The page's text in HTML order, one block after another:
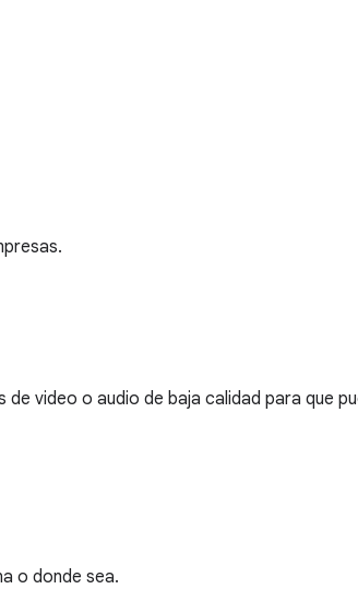
video o audio de baja calidad para que
o donde sea.